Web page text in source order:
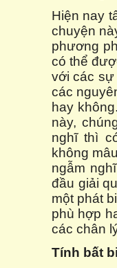
Hiện nay
chuyện
phương
có thể
với các sự
các
hay
này,
nghĩ thì
không
ngẫm
đầu giải
một phát
phù hợp
các chân
Tính bất